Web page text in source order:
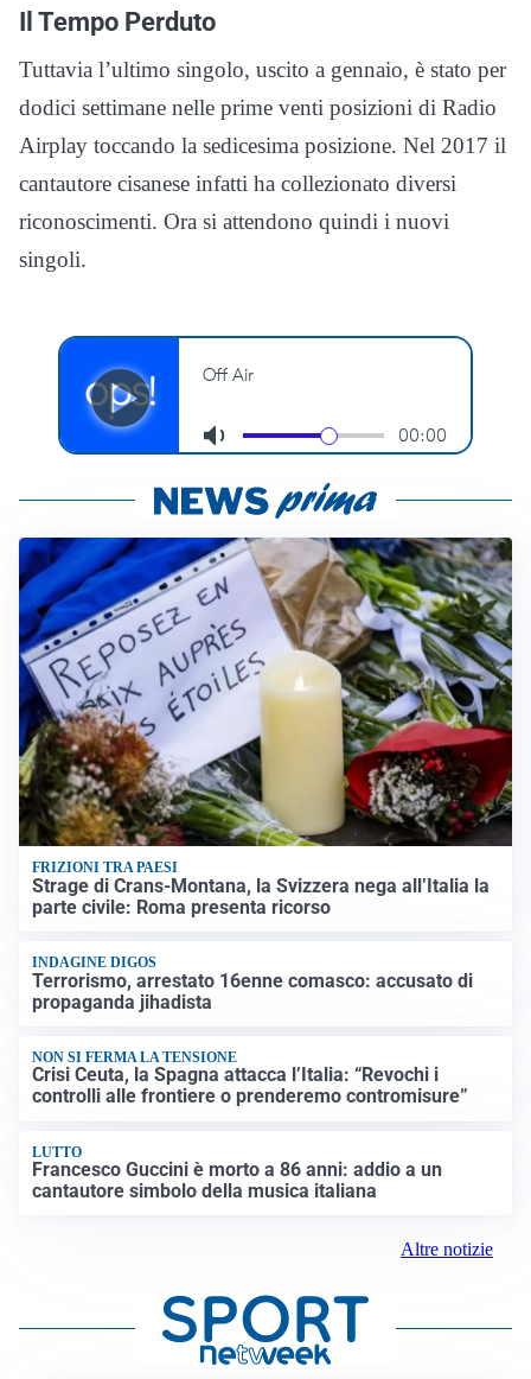
Il Tempo Perduto
Tuttavia l’ultimo singolo, uscito a gennaio, è stato per
dodici settimane nelle prime venti posizioni di Radio
Airplay toccando la sedicesima posizione. Nel 2017 il
cantautore cisanese infatti ha collezionato diversi
riconoscimenti. Ora si attendono quindi i nuovi
singoli.
FRIZIONI TRA PAESI
Strage di Crans-Montana, la Svizzera nega all’Italia la
parte civile: Roma presenta ricorso
INDAGINE DIGOS
Terrorismo, arrestato 16enne comasco: accusato di
propaganda jihadista
NON SI FERMA LA TENSIONE
Crisi Ceuta, la Spagna attacca l’Italia: “Revochi i
controlli alle frontiere o prenderemo contromisure”
LUTTO
Francesco Guccini è morto a 86 anni: addio a un
cantautore simbolo della musica italiana
Altre notizie